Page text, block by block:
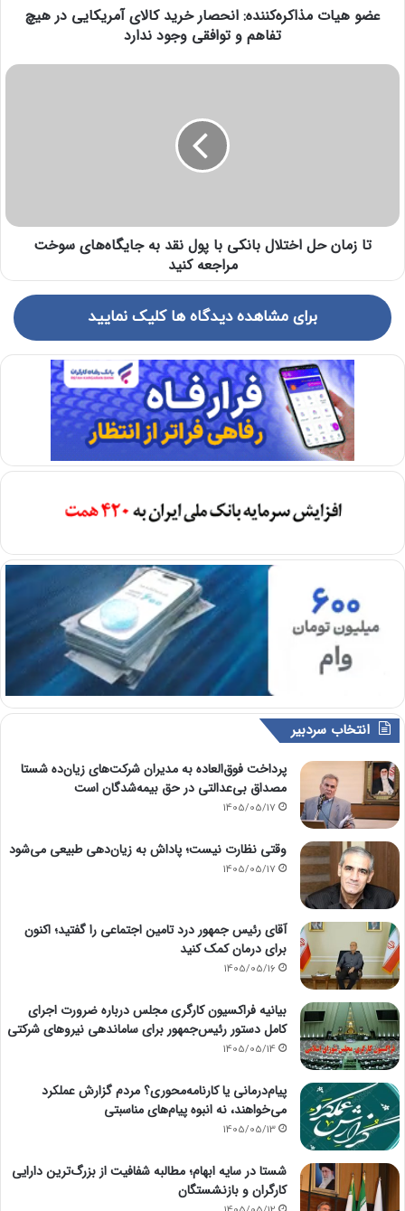
عضو هیات مذاکره‌کننده: انحصار خرید کالای آمریکایی در هیچ
تفاهم و توافقی وجود ندارد
تا زمان حل اختلال بانکی با پول نقد به جایگاه‌های سوخت
مراجعه کنید
برای مشاهده دیدگاه ها کلیک نمایید
انتخاب سردبیر
پرداخت فوق‌العاده به مدیران شرکت‌های زیان‌ده شستا
مصداق بی‌عدالتی در حق بیمه‌شدگان است
1405/05/17
وقتی نظارت نیست؛ پاداش به زیان‌دهی طبیعی می‌شود
1405/05/17
آقای رئیس جمهور درد تامین اجتماعی را گفتید؛ اکنون
برای درمان کمک کنید
1405/05/16
بیانیه فراکسیون کارگری مجلس درباره ضرورت اجرای
کامل دستور رئیس‌جمهور برای ساماندهی نیروهای شرکتی
1405/05/14
پیام‌درمانی یا کارنامه‌محوری؟ مردم گزارش عملکرد
می‌خواهند، نه انبوه پیام‌های مناسبتی
1405/05/13
شستا در سایه ابهام؛ مطالبه شفافیت از بزرگ‌ترین دارایی
کارگران و بازنشستگان